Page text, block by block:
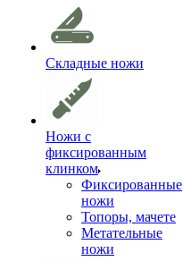
Складные ножи
Ножи с
фиксированным
клинком
Фиксированные
ножи
Топоры, мачете
Метательные
ножи